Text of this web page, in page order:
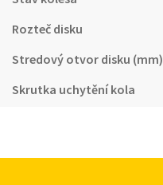
Rozteč disku
Stredový otvor disku (mm)
Skrutka uchytění kola